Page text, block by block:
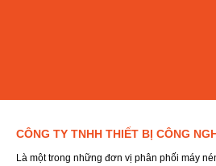
CÔNG TY TNHH THIẾT BỊ CÔNG
Là một trong những đơn vị phân phối máy